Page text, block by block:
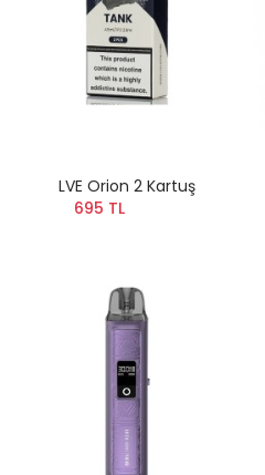
LVE Orion 2 Kartuş
695 TL